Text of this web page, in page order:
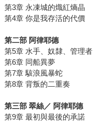
第3章 永凍城的熾紅熵晶
第4章 你是我存活的代價
第二部 阿律耶德
第5章 水手、奴隸、管理者
第6章 同船異夢
第7章 駭浪風暴蛇
第8章 背叛的二重奏
第三部 翠絲／ 阿律耶德
第9章 最初與最後的承諾